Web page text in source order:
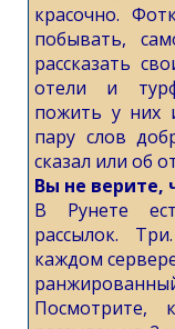
красочно.
побывать,
рассказать
отели и
пожить у них
пару слов
сказал или об
Вы не верите,
В Рунете
рассылок.
каждом
Посмотрите,